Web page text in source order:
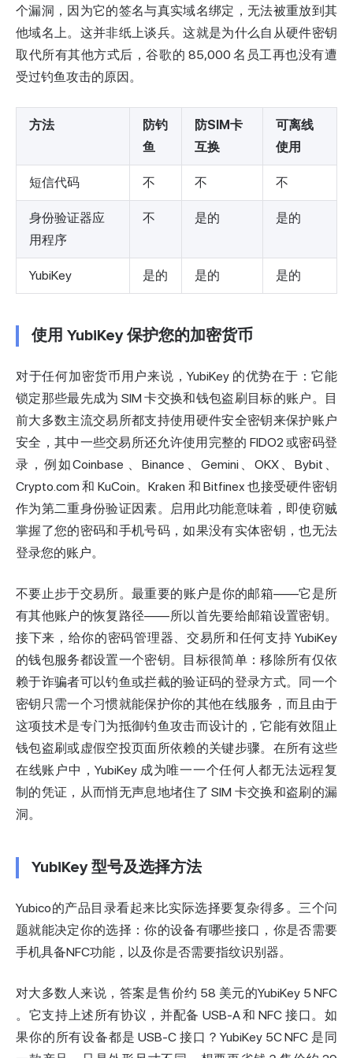
个漏洞，因为它的签名与真实域名绑定，无法被重放到其
他域名上。这并非纸上谈兵。这就是为什么自从硬件密钥
取代所有其他方式后，谷歌的 85,000 名员工再也没有遭
受过钓鱼攻击的原因。
方法
防钓
鱼
防SIM卡
互换
可离线
使用
短信代码 不 不 不
身份验证器应
用程序
不 是的 是的
YubiKey 是的 是的 是的
使用 YubiKey 保护您的加密货币
对于任何加密货币用户来说，YubiKey 的优势在于：它能
锁定那些最先成为 SIM 卡交换和钱包盗刷目标的账户。目
前大多数主流交易所都支持使用硬件安全密钥来保护账户
安全，其中一些交易所还允许使用完整的 FIDO2 或密码登
录，例如Coinbase 、Binance、Gemini、OKX、Bybit、
Crypto.com 和 KuCoin。Kraken 和 Bitfinex 也接受硬件密钥
作为第二重身份验证因素。启用此功能意味着，即使窃贼
掌握了您的密码和手机号码，如果没有实体密钥，也无法
登录您的账户。
不要止步于交易所。最重要的账户是你的邮箱——它是所
有其他账户的恢复路径——所以首先要给邮箱设置密钥。
接下来，给你的密码管理器、交易所和任何支持 YubiKey
的钱包服务都设置一个密钥。目标很简单：移除所有仅依
赖于诈骗者可以钓鱼或拦截的验证码的登录方式。同一个
密钥只需一个习惯就能保护你的其他在线服务，而且由于
这项技术是专门为抵御钓鱼攻击而设计的，它能有效阻止
钱包盗刷或虚假空投页面所依赖的关键步骤。在所有这些
在线账户中，YubiKey 成为唯一一个任何人都无法远程复
制的凭证，从而悄无声息地堵住了 SIM 卡交换和盗刷的漏
洞。
YubiKey 型号及选择方法
Yubico的产品目录看起来比实际选择要复杂得多。三个问
题就能决定你的选择：你的设备有哪些接口，你是否需要
手机具备NFC功能，以及你是否需要指纹识别器。
对大多数人来说，答案是售价约 58 美元的YubiKey 5 NFC
。它支持上述所有协议，并配备 USB-A 和 NFC 接口。如
果你的所有设备都是 USB-C 接口？YubiKey 5C NFC 是同